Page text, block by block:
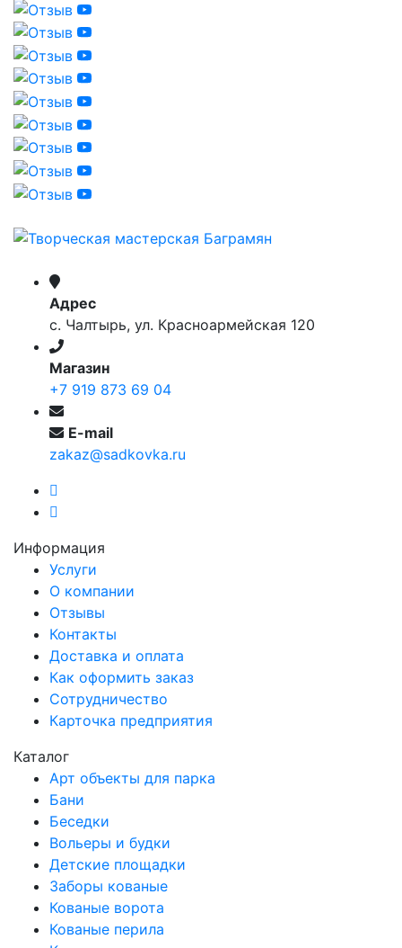
Адрес
с. Чалтырь, ул. Красноармейская 120
Магазин
+7 919 873 69 04
E-mail
zakaz@sadkovka.ru
Информация
Услуги
О компании
Отзывы
Контакты
Доставка и оплата
Как оформить заказ
Сотрудничество
Карточка предприятия
Каталог
Арт объекты для парка
Бани
Беседки
Вольеры и будки
Детские площадки
Заборы кованые
Кованые ворота
Кованые перила